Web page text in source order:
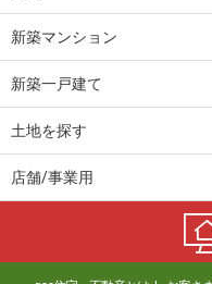
新築マンション
新築一戸建て
土地を探す
店舗/事業用